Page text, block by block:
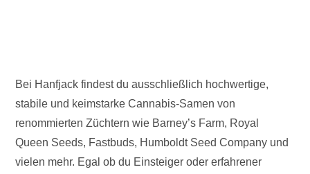
Bei Hanfjack findest du ausschließlich hochwertige,
stabile und keimstarke Cannabis-Samen von
renommierten Züchtern wie Barney’s Farm, Royal
Queen Seeds, Fastbuds, Humboldt Seed Company und
vielen mehr. Egal ob du Einsteiger oder erfahrener